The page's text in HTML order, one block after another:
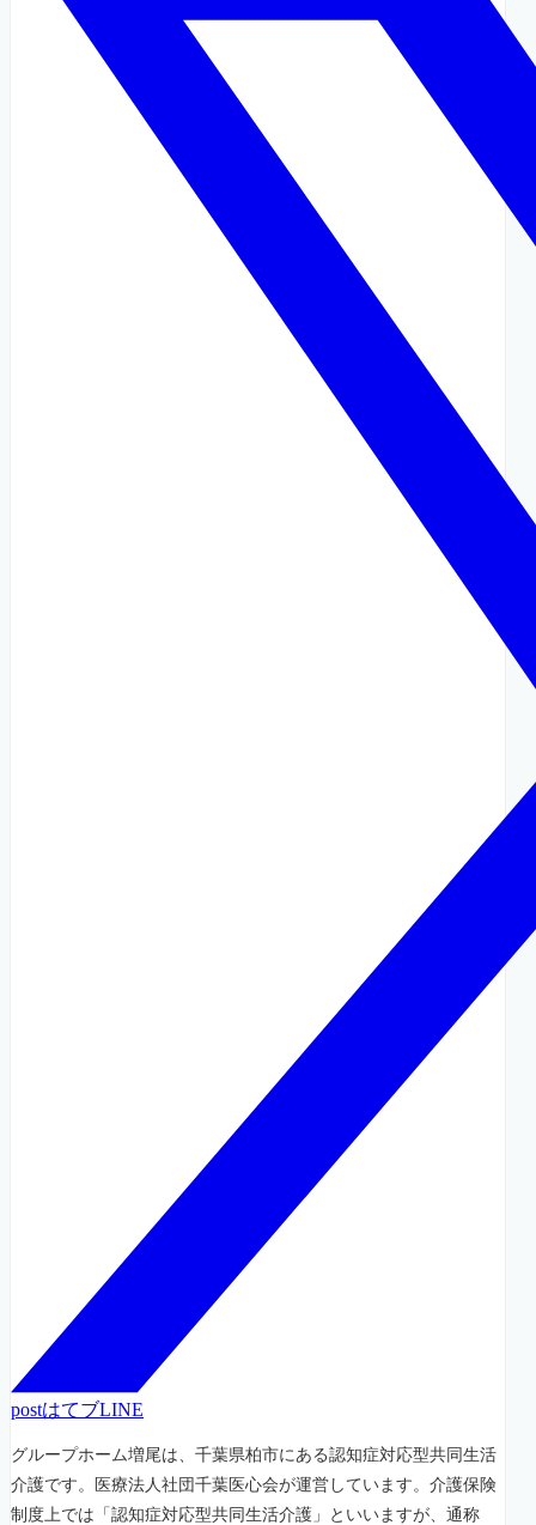
postはてブLINE
グループホーム増尾は、千葉県柏市にある認知症対応型共同生活
介護です。医療法人社団千葉医心会が運営しています。介護保険
制度上では「認知症対応型共同生活介護」といいますが、通称